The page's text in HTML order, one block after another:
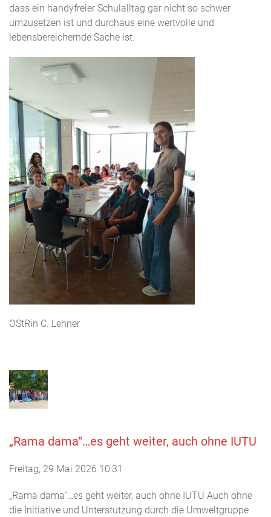
dass ein handyfreier Schulalltag gar nicht so schwer
umzusetzen ist und durchaus eine wertvolle und
lebensbereichernde Sache ist.
OStRin C. Lehner
„Rama dama“…es geht weiter, auch ohne IUTU
Freitag, 29 Mai 2026 10:31
„Rama dama“…es geht weiter, auch ohne IUTU Auch ohne
die Initiative und Unterstützung durch die Umweltgruppe